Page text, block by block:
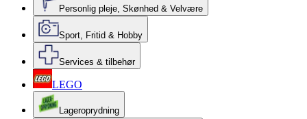
Personlig pleje, Skønhed & Velvære
Sport, Fritid & Hobby
Services & tilbehør
LEGO
Lageroprydning